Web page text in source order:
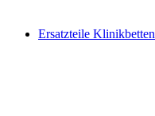
Ersatzteile Klinikbetten